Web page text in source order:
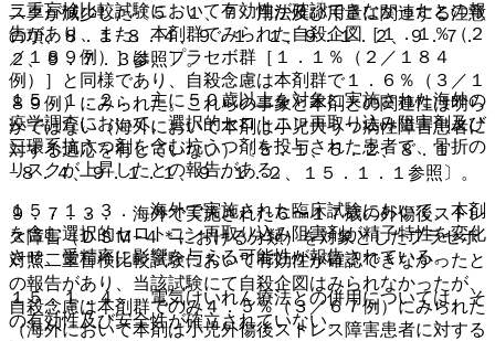
スクが減少した〔５．１、７．用法及び用量に関連する注意
の項、８．１−８．４、９．１．１、９．１．２、９．７．
２、９．７．３参照〕。
１５．１．２． 主に５０歳以上を対象に実施された海外の
疫学調査において、選択的セロトニン再取り込み阻害剤及び
三環系抗うつ剤を含む抗うつ剤を投与された患者で、骨折の
リスクが上昇したとの報告がある。
１５．１．３． 海外で実施された臨床試験において、本剤
を含む選択的セロトニン再取り込み阻害剤が精子特性を変化
させ、受精率に影響を与える可能性が報告されている。
１５．１．４． 電気けいれん療法との併用については、そ
の有効性及び安全性が確立されていない。
二重盲検比較試験において有効性が確認できなかったとの報
告があり、また、本剤群でみられた自殺企図［１．１％（２
／１８９例）］は、プラセボ群［１．１％（２／１８４
例）］と同様であり、自殺念慮は本剤群で１．６％（３／１
８９例）にみられた。これらの事象と本剤との関連性は明ら
かではない（海外において本剤は小児大うつ病性障害患者に
対する適応を有していない）〔５．１、５．２、８．１
−８．４、９．１．１、９．１．２、１５．１．１参照〕。
９．７．３． 海外で実施された６〜１７歳の外傷後ストレ
ス障害（ＤＳＭ−４＊における分類）を対象としたプラセボ
対照二重盲検比較試験において有効性が確認できなかったと
の報告があり、当該試験にて自殺企図はみられなかったが、
自殺念慮は本剤群でのみ４．５％（３／６７例）にみられた
（海外において本剤は小児外傷後ストレス障害患者に対する